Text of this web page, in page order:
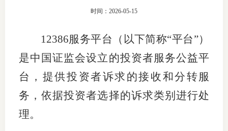
团体标
会员管
时间：2026-05-15
12386服务平台（以下简称“平台”）
是中国证监会设立的投资者服务公益平
台，提供投资者诉求的接收和分转服
务，依据投资者选择的诉求类别进行处
理。
司
投
诉
受